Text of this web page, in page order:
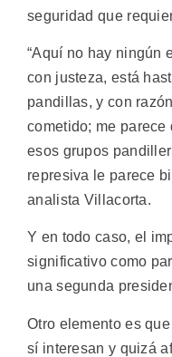
seguridad que
“Aquí no hay ningún
con justeza, está
pandillas, y con
cometido; me
esos grupos
represiva le parece
analista Villacorta.
Y en todo caso, el
significativo como
una segunda
Otro elemento es
sí interesan y quizá